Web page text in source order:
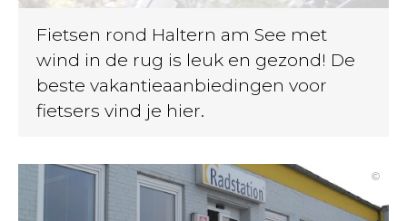
Fietsen rond Haltern am See met
wind in de rug is leuk en gezond! De
beste vakantieaanbiedingen voor
fietsers vind je hier.
©